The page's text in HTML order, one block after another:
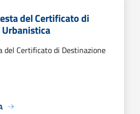
del Certificato di
del Certificato di Destinazione